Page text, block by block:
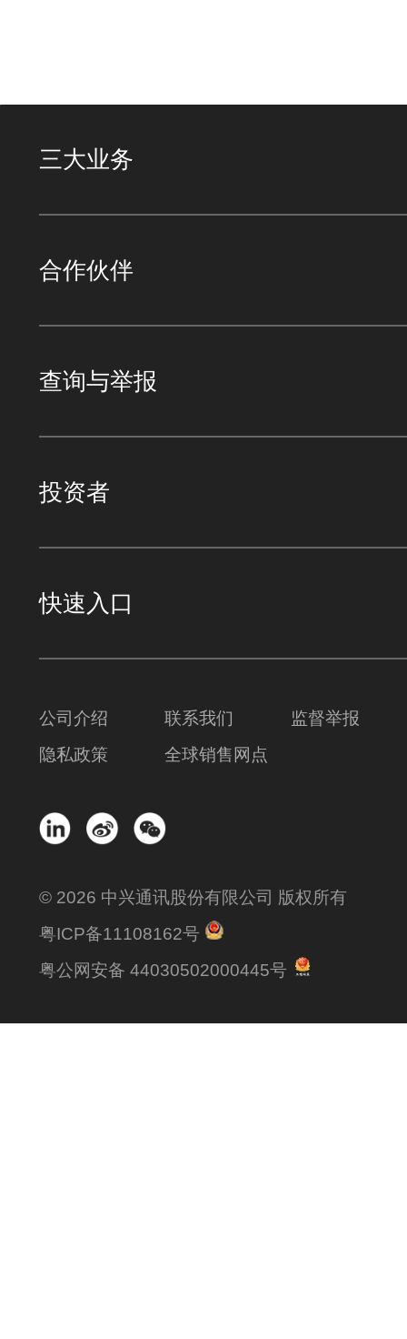
三大业务
合作伙伴
查询与举报
投资者
快速入口
公司介绍 联系我们
监督举报
隐私政策
全球销售网点
© 2026 中兴通讯股份有限公司 版权所有
粤ICP备11108162号
粤公网安备 44030502000445号